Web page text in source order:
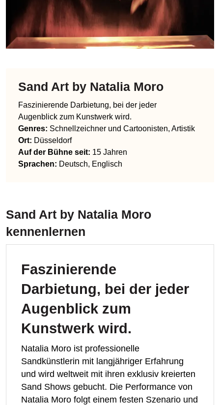
Sand Art by Natalia Moro
Faszinierende Darbietung, bei der jeder
Augenblick zum Kunstwerk wird.
Genres: Schnellzeichner und Cartoonisten, Artistik
Ort: Düsseldorf
Auf der Bühne seit: 15 Jahren
Sprachen: Deutsch, Englisch
Sand Art by Natalia Moro
kennenlernen
Faszinierende
Darbietung, bei der jeder
Augenblick zum
Kunstwerk wird.
Natalia Moro ist professionelle
Sandkünstlerin mit langjähriger Erfahrung
und wird weltweit mit ihren exklusiv kreierten
Sand Shows gebucht. Die Performance von
Natalia Moro folgt einem festen Szenario und